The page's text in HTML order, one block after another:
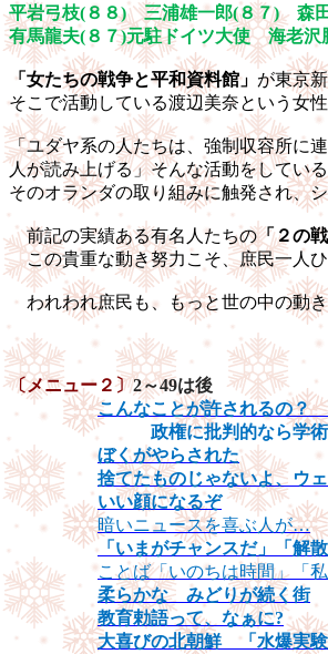
平岩弓枝(８８)三浦雄一郎(８７)森
有馬龍夫(８７)元駐ドイツ大使 海老沢
「女たちの戦争と平和資料館」 が東京
そこで活動している渡辺美奈という女
「ユダヤ系の人たちは、強制収容所に
人が読み上げる」そんな活動をしてい
そのオランダの取り組みに触発され、
前記の実績ある有名人たちの「２の
この貴重な動き努力こそ、庶民一人
われわれ庶民も、もっと世の
〔メニュー２〕2～49は後
こんなことが許されるの？
政権に批判的なら学
ぼくがやらされた
捨てたものじゃないよ、ウ
いい顔になるぞ
暗いニュースを喜ぶ人が…
「いまがチャンスだ」「
ことば「いのちは時間」「
柔らかな みどりが続く街
教育勅語って、なぁに?
大喜びの北朝鮮 「水爆実